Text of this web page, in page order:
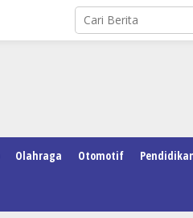
Olahraga Otomotif